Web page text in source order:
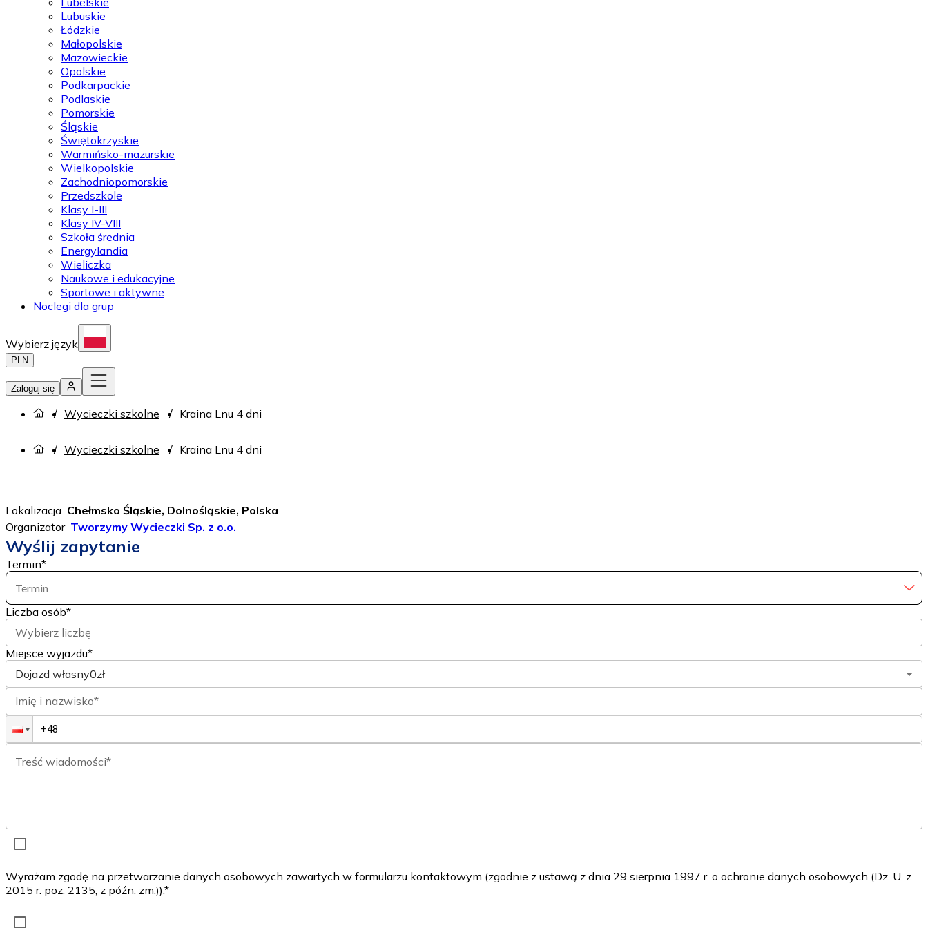
Lubuskie
Łódzkie
Małopolskie
Mazowieckie
Opolskie
Podkarpackie
Podlaskie
Pomorskie
Śląskie
Świętokrzyskie
Warmińsko-mazurskie
Wielkopolskie
Zachodniopomorskie
Przedszkole
Klasy I-III
Klasy IV-VIII
Szkoła średnia
Energylandia
Wieliczka
Naukowe i edukacyjne
Sportowe i aktywne
Noclegi dla grup
Wybierz język
PLN
Zaloguj się
Wycieczki szkolne Kraina Lnu 4 dni
Wycieczki szkolne Kraina Lnu 4 dni
Lokalizacja Chełmsko Śląskie, Dolnośląskie, Polska
Organizator Tworzymy Wycieczki Sp. z o.o.
Wyślij zapytanie
Termin*
Termin
Liczba osób*
Wybierz liczbę
Miejsce wyjazdu*
Dojazd własny0zł
Imię i nazwisko*
Treść wiadomości*
Wyrażam zgodę na przetwarzanie danych osobowych zawartych w formularzu kontaktowym (zgodnie z ustawą z dnia 29 sierpnia 1997 r. o ochronie danych osobowych (Dz. U. z
2015 r. poz. 2135, z późn. zm.)).*